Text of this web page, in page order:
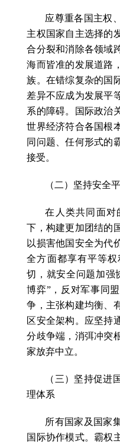
应尊重各国主权
主权国家自主选择的
合分裂和消除各领域
海而皆准的发展道路
族。在错综复杂的国
差异不应成为发展平
系的障碍。国际政治
世界经济符合各国根
同问题、任何形式的
接受。
（二）坚持安全
在人类共同面对
下，构建更加团结的
以损害他国安全为代
全方面都享有平等
切，就安全问题加强
博弈”，反对军事同
争，主张构建均衡、
区安全架构。应坚持
分歧争端，消弭冲突
家放弃中立。
（三）坚持促进
理体系
所有国家及国家
国际协作模式。霸权